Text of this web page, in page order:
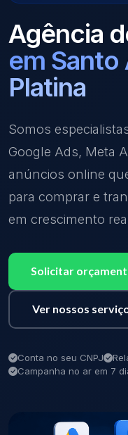
Agência
em
Platina
Somos
Google Ads, Meta
anúncios online
para comprar e
em crescimento
Solicitar
Ver nossos
Conta no seu CNPJ
Campanha no ar em 7